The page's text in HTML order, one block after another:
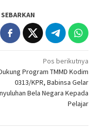
SEBARKAN
Pos berikutnya
Program TMMD Kodim
0313/KPR, Babinsa Gelar
Bela Negara Kepada
Pelajar